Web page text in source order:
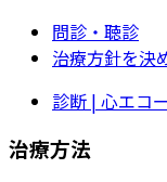
問診・聴診
治療方針を決
診断 | 心エコ
治療方法